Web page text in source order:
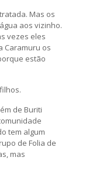
Mas os
aos vizinho.
vezes eles
Caramuru os
estão
de Buriti
tem algum
de Folia de
mas